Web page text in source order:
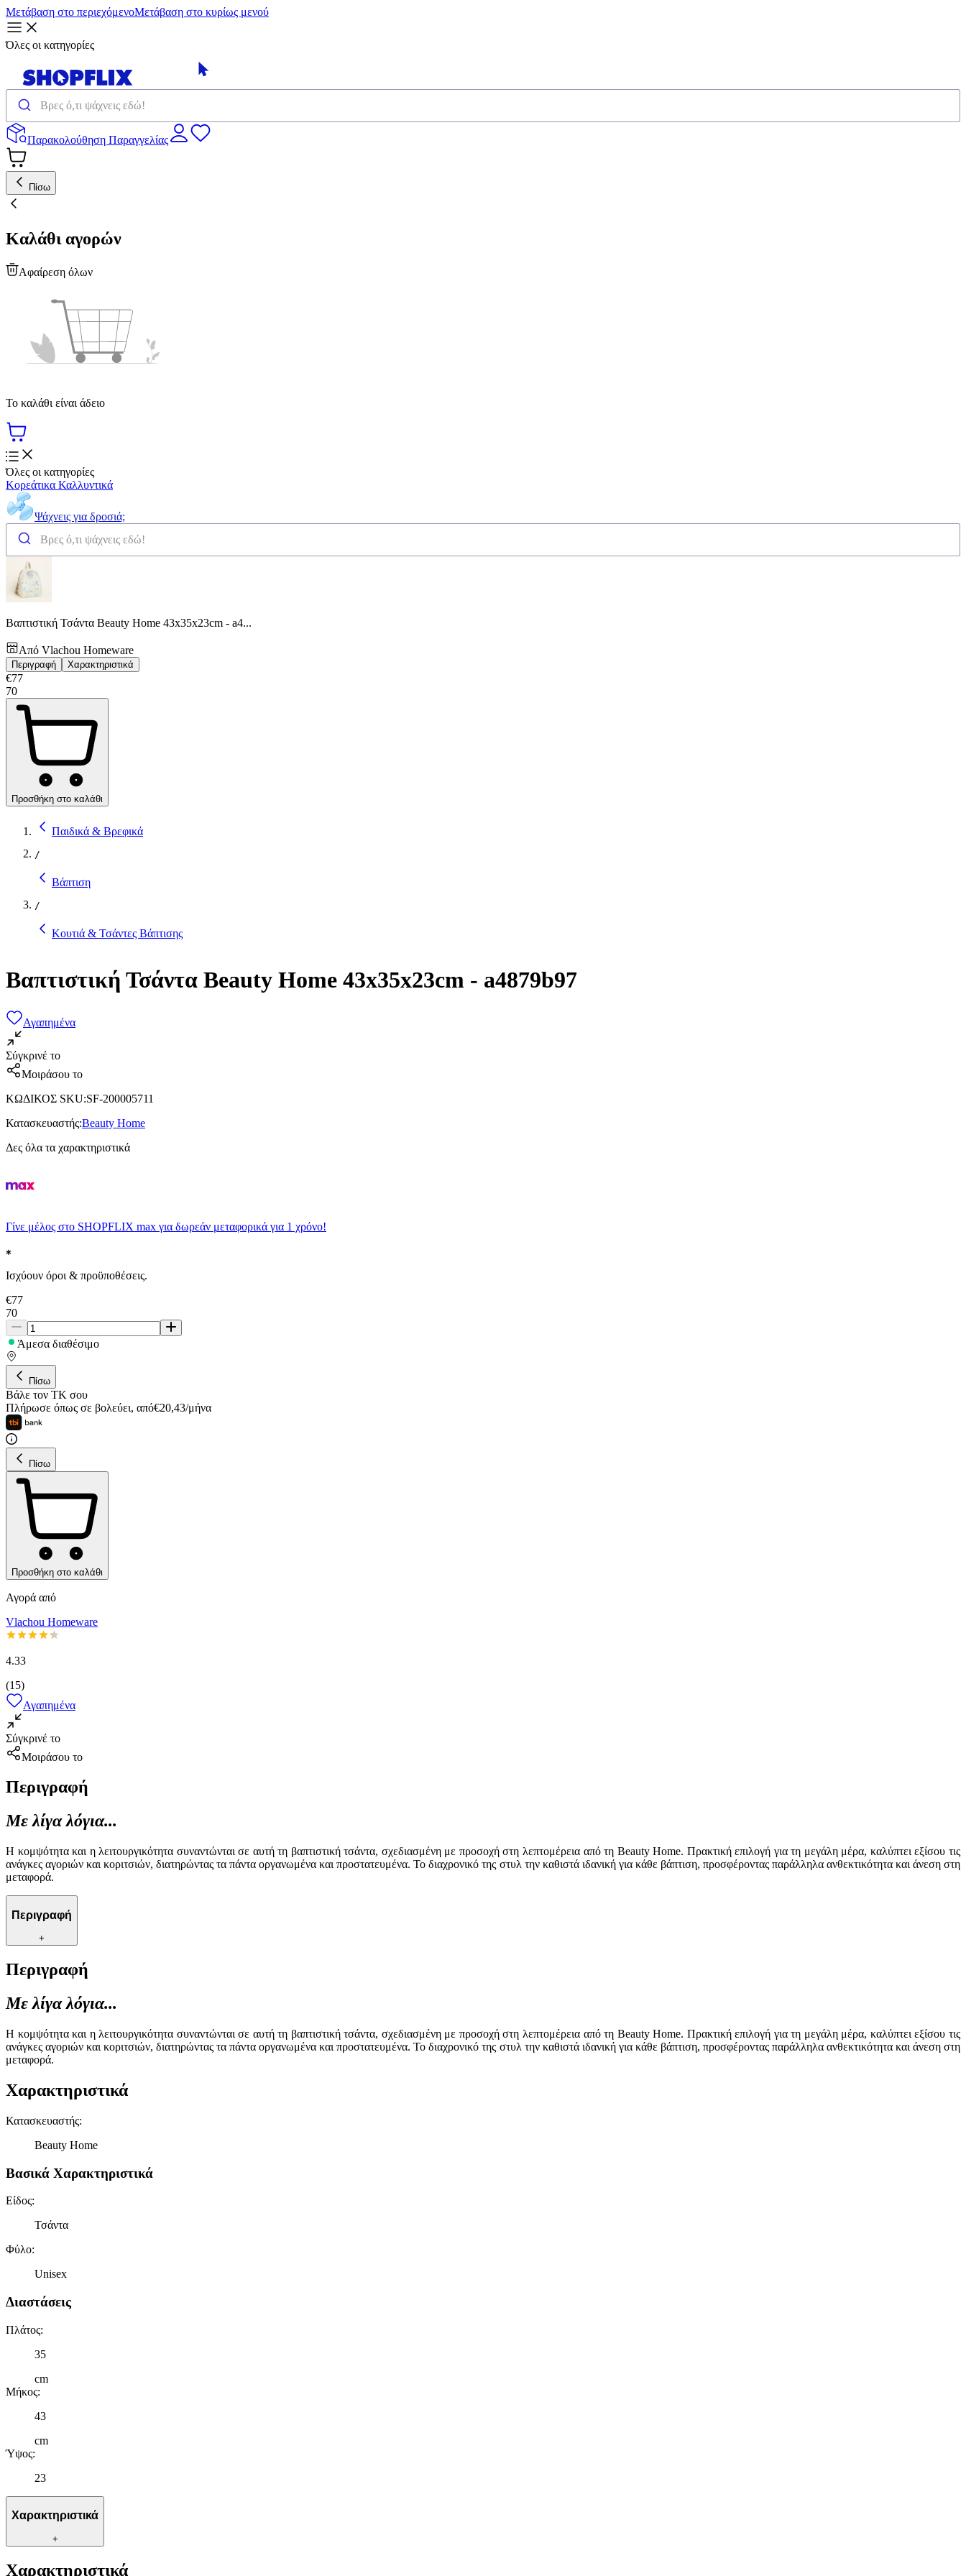
Μετάβαση στο περιεχόμενοΜετάβαση στο κυρίως μενού
Όλες οι κατηγορίες
Παρακολούθηση Παραγγελίας
Πίσω
Καλάθι αγορών
Αφαίρεση όλων
Το καλάθι είναι άδειο
Όλες οι κατηγορίες
Κορεάτικα Καλλυντικά
Ψάχνεις για δροσιά;
Βαπτιστική Τσάντα Beauty Home 43x35x23cm - a4...
Από Vlachou Homeware
Περιγραφή Χαρακτηριστικά
€77
70
Προσθήκη στο καλάθι
Παιδικά & Βρεφικά
/
Βάπτιση
/
Κουτιά & Τσάντες Βάπτισης
Βαπτιστική Τσάντα Beauty Home 43x35x23cm - a4879b97
Αγαπημένα
Σύγκρινέ το
Μοιράσου το
ΚΩΔΙΚΟΣ SKU:SF-200005711
Κατασκευαστής:Beauty Home
Δες όλα τα χαρακτηριστικά
Γίνε μέλος στο SHOPFLIX max για δωρεάν μεταφορικά για 1 χρόνο!
Ισχύουν όροι & προϋποθέσεις.
€77
70
Άμεσα διαθέσιμο
Πίσω
Βάλε τον ΤΚ σου
Πλήρωσε όπως σε βολεύει, από€20,43/μήνα
Πίσω
Προσθήκη στο καλάθι
Αγορά από
Vlachou Homeware
4.33
(15)
Αγαπημένα
Σύγκρινέ το
Μοιράσου το
Περιγραφή
Με λίγα λόγια...
Η κομψότητα και η λειτουργικότητα συναντώνται σε αυτή τη βαπτιστική τσάντα, σχεδιασμένη με προσοχή στη λεπτομέρεια από τη Beauty Home. Πρακτική επιλογή για τη μεγάλη μέρα, καλύπτει εξίσου τις
ανάγκες αγοριών και κοριτσιών, διατηρώντας τα πάντα οργανωμένα και προστατευμένα. Το διαχρονικό της στυλ την καθιστά ιδανική για κάθε βάπτιση, προσφέροντας παράλληλα ανθεκτικότητα και άνεση στη
μεταφορά.
Περιγραφή
+
Περιγραφή
Με λίγα λόγια...
Η κομψότητα και η λειτουργικότητα συναντώνται σε αυτή τη βαπτιστική τσάντα, σχεδιασμένη με προσοχή στη λεπτομέρεια από τη Beauty Home. Πρακτική επιλογή για τη μεγάλη μέρα, καλύπτει εξίσου τις
ανάγκες αγοριών και κοριτσιών, διατηρώντας τα πάντα οργανωμένα και προστατευμένα. Το διαχρονικό της στυλ την καθιστά ιδανική για κάθε βάπτιση, προσφέροντας παράλληλα ανθεκτικότητα και άνεση στη
μεταφορά.
Χαρακτηριστικά
Κατασκευαστής:
Beauty Home
Βασικά Χαρακτηριστικά
Είδος:
Τσάντα
Φύλο:
Unisex
Διαστάσεις
Πλάτος:
35
cm
Μήκος:
43
cm
Ύψος:
23
Χαρακτηριστικά
+
Χαρακτηριστικά